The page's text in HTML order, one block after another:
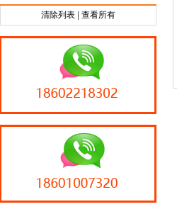
清除列表 查看所有